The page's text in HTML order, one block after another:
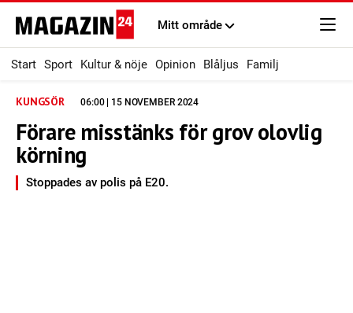
Mitt område
Start Sport Kultur & nöje Opinion Blåljus Familj
KUNGSÖR 06:00 | 15 NOVEMBER 2024
Förare misstänks för grov olovlig
körning
Stoppades av polis på E20.